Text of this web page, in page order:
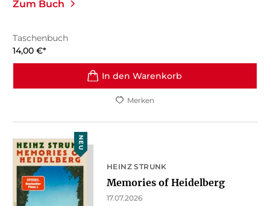
Zum Buch
Taschenbuch
14,00 €*
In den Warenkorb
Merken
NEU
HEINZ STRUNK
Memories of Heidelberg
17.07.2026